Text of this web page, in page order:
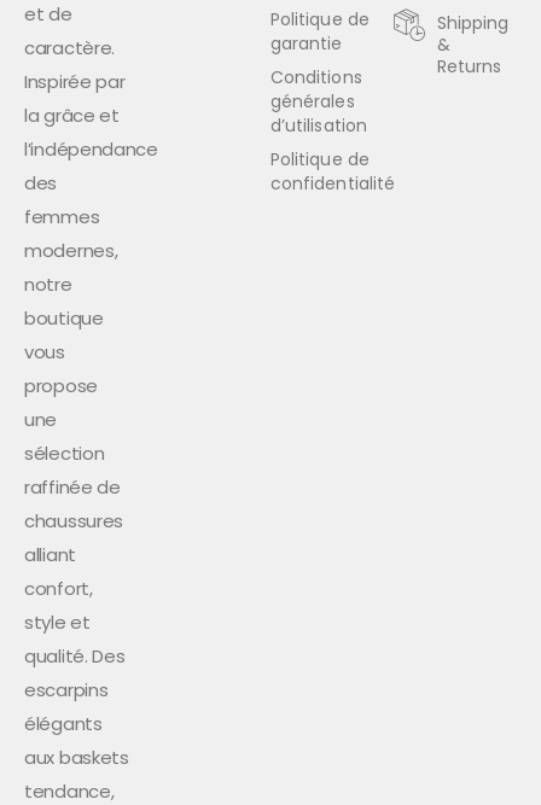
et de
caractère.
Inspirée par
la grâce et
l’indépendance
des
femmes
modernes,
notre
boutique
vous
propose
une
sélection
raffinée de
chaussures
alliant
confort,
style et
qualité. Des
escarpins
élégants
aux baskets
tendance,
Shipping
&
Returns
Politique de
garantie
Conditions
générales
d’utilisation
Politique de
confidentialité